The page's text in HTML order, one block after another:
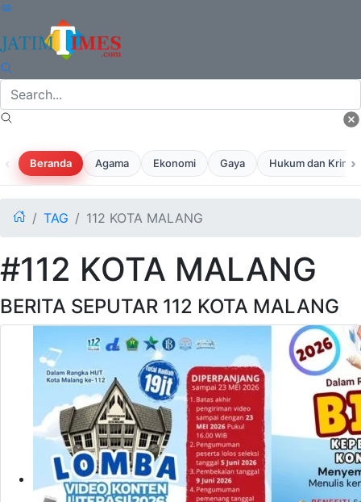
‹ Beranda Agama Ekonomi Gaya Hukum dan ›
TAG 112 KOTA MALANG
#112 KOTA MALANG
BERITA SEPUTAR 112 KOTA MALANG